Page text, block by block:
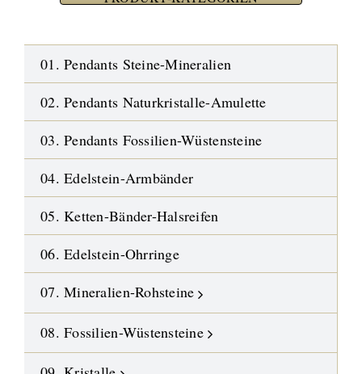
01. Pendants Steine-Mineralien
02. Pendants Naturkristalle-Amulette
03. Pendants Fossilien-Wüstensteine
04. Edelstein-Armbänder
05. Ketten-Bänder-Halsreifen
06. Edelstein-Ohrringe
07. Mineralien-Rohsteine
08. Fossilien-Wüstensteine